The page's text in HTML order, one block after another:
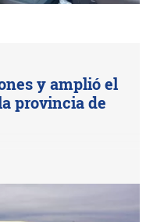
y amplió el
provincia de